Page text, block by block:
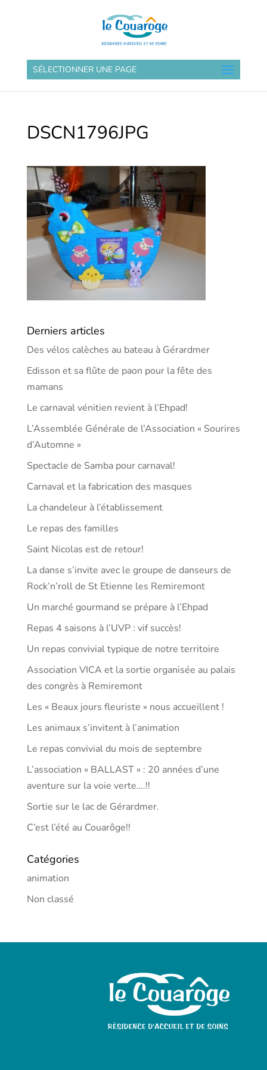
SÉLECTIONNER UNE PAGE
DSCN1796JPG
Derniers articles
Des vélos calèches au bateau à Gérardmer
Edisson et sa flûte de paon pour la fête des
mamans
Le carnaval vénitien revient à l’Ehpad!
L’Assemblée Générale de l’Association « Sourires
d’Automne »
Spectacle de Samba pour carnaval!
Carnaval et la fabrication des masques
La chandeleur à l’établissement
Le repas des familles
Saint Nicolas est de retour!
La danse s’invite avec le groupe de danseurs de
Rock’n’roll de St Etienne les Remiremont
Un marché gourmand se prépare à l’Ehpad
Repas 4 saisons à l’UVP : vif succès!
Un repas convivial typique de notre territoire
Association VICA et la sortie organisée au palais
des congrès à Remiremont
Les « Beaux jours fleuriste » nous accueillent !
Les animaux s’invitent à l’animation
Le repas convivial du mois de septembre
L’association « BALLAST » : 20 années d’une
aventure sur la voie verte….!!
Sortie sur le lac de Gérardmer.
C’est l’été au Couarôge!!
Catégories
animation
Non classé